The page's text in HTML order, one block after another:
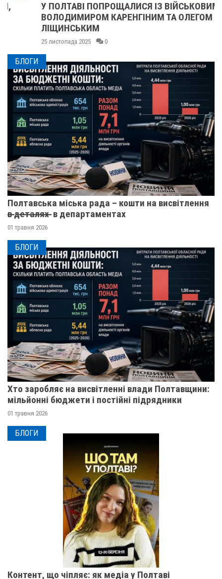
У ПОЛТАВІ ПОПРОЩАЛИСЯ ІЗ ВІЙСЬКОВИМИ
ВОЛОДИМИРОМ КАРЕНГІНИМ ТА ОЛЕГОМ
ЛІЩИНСЬКИМ
25 листопада 2025 0
БЛОГИ
Полтавська міська рада – кошти на висвітлення
в̶ ̶д̶е̶т̶а̶л̶я̶х̶ ̶ в департаментах
01 травня 2026
БЛОГИ
Хто заробляє на висвітленні влади Полтавщини:
мільйонні бюджети і постійні підрядники
01 травня 2026
БЛОГИ
Контент, що чіпляє: як медіа у Полтаві